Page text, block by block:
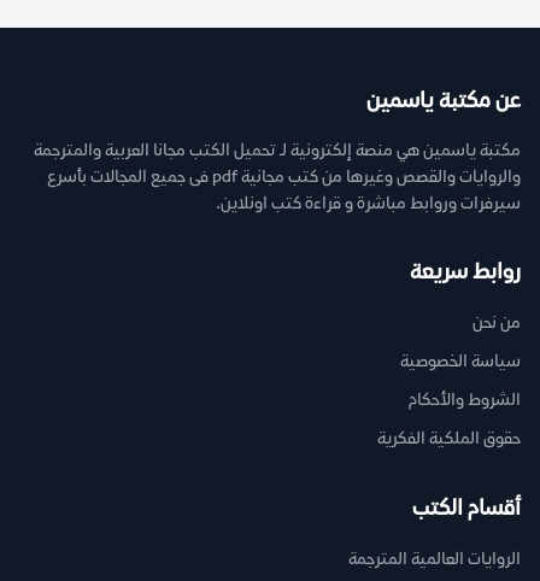
عن مكتبة ياسمين
مكتبة ياسمين هي منصة إلكترونية لـ تحميل الكتب مجانا العربية والمترجمة
والروايات والقصص وغيرها من كتب مجانية pdf فى جميع المجالات بأسرع
سيرفرات وروابط مباشرة و قراءة كتب اونلاين.
روابط سريعة
من نحن
سياسة الخصوصية
الشروط والأحكام
حقوق الملكية الفكرية
أقسام الكتب
الروايات العالمية المترجمة